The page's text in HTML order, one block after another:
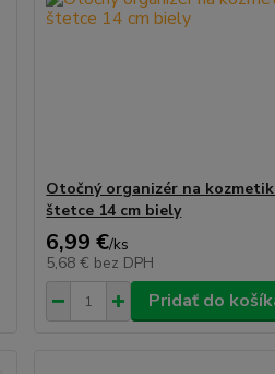
Otočný organizér na
štetce 14 cm biely
6,99 €/ks
5,68 € bez DPH
Pridať do